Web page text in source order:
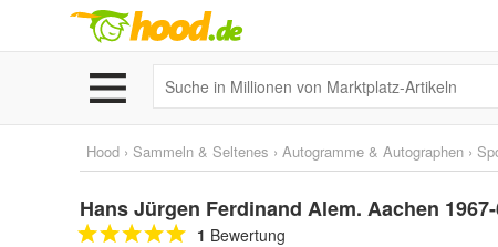
Hood › Sammeln & Seltenes › Autogramme & Autographen ›
Hans Jürgen Ferdinand Alem. Aachen
1 Bewertung